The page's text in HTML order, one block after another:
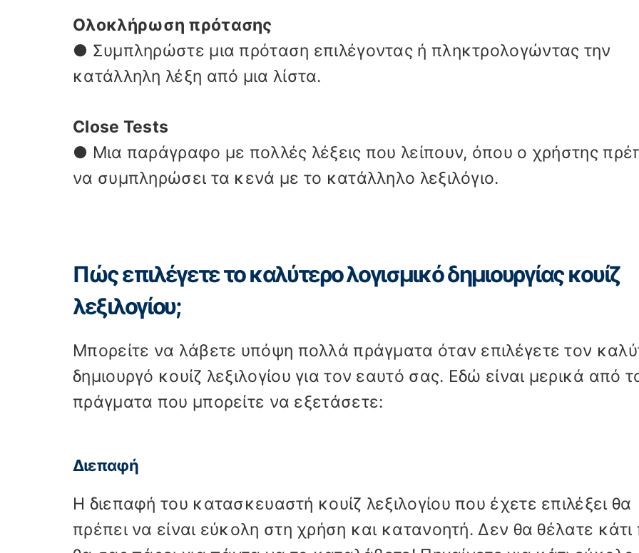
Ολοκλήρωση πρότασης
● Συμπληρώστε μια πρόταση επιλέγοντας ή πληκτρολογώντας την
κατάλληλη λέξη από μια λίστα.
Close Tests
● Μια παράγραφο με πολλές λέξεις που λείπουν, όπου ο χρήστης
να συμπληρώσει τα κενά με το κατάλληλο λεξιλόγιο.
Πώς επιλέγετε το καλύτερο λογισμικό δημιουργίας κουίζ
λεξιλογίου;
Μπορείτε να λάβετε υπόψη πολλά πράγματα όταν επιλέγετε τον
δημιουργό κουίζ λεξιλογίου για τον εαυτό σας. Εδώ είναι μερικά από
πράγματα που μπορείτε να εξετάσετε:
Διεπαφή
Η διεπαφή του κατασκευαστή κουίζ λεξιλογίου που έχετε επιλέξει θα
πρέπει να είναι εύκολη στη χρήση και κατανοητή. Δεν θα θέλατε κάτι